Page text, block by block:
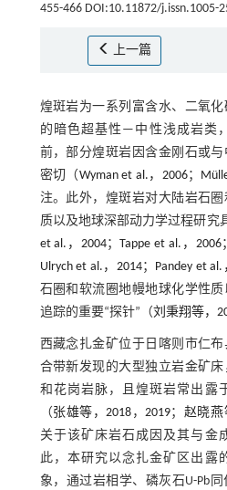
455-466 DOI:10.11872/j.issn.1005-
上一篇
煌斑岩为一系列富含水、二氧
的暗色超基性—中性浅成岩类
前，部分煌斑岩因含金刚石或
密切（ Wyman et al.，2006；
注。此外，煌斑岩对大陆岩石
质以及地球深部动力学过程研究
et al.，2004；Tappe et al.，2006；
Ulrych et al.，2014； Pandey et
石圈和软流圈地幔地球化学性
追踪的重要“探针”（刘秉翔等，
西藏念扎金矿位于日喀则市仁
合带新发现的大型独立岩金矿
和花岗岩脉，且煌斑岩常出露
（ 张雄等，2018 ，2019； 赵晓燕
关于该矿床岩石成因及其与金
此，本研究以念扎金矿区出露
象，通过岩相学、磷灰石U-Pb